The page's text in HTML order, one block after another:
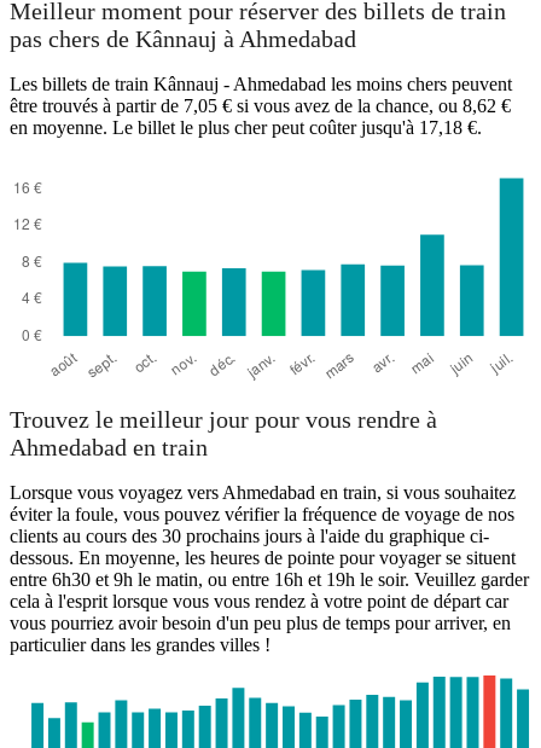
Meilleur moment pour réserver des billets de train
pas chers de Kânnauj à Ahmedabad
Les billets de train Kânnauj - Ahmedabad les moins chers peuvent
être trouvés à partir de 7,05 € si vous avez de la chance, ou 8,62 €
en moyenne. Le billet le plus cher peut coûter jusqu'à 17,18 €.
Trouvez le meilleur jour pour vous rendre à
Ahmedabad en train
Lorsque vous voyagez vers Ahmedabad en train, si vous souhaitez
éviter la foule, vous pouvez vérifier la fréquence de voyage de nos
clients au cours des 30 prochains jours à l'aide du graphique ci-
dessous. En moyenne, les heures de pointe pour voyager se situent
entre 6h30 et 9h le matin, ou entre 16h et 19h le soir. Veuillez garder
cela à l'esprit lorsque vous vous rendez à votre point de départ car
vous pourriez avoir besoin d'un peu plus de temps pour arriver, en
particulier dans les grandes villes !